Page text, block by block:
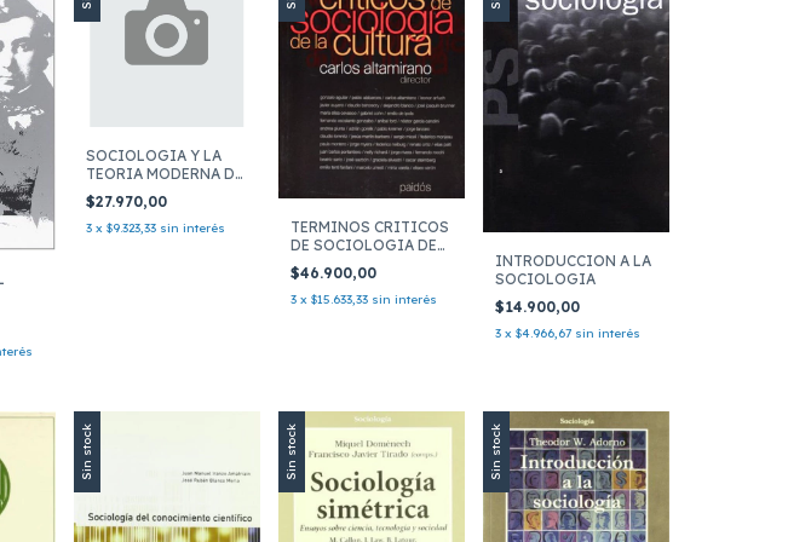
SOCIOLOGIA Y LA
TEORIA MODERNA DE
LOS SI
$27.970,00
3 x $9.323,33 sin interés
TERMINOS CRITICOS
DE SOCIOLOGIA DE
LA CU
$46.900,00
3 x $15.633,33 sin interés
INTRODUCCION A LA
SOCIOLOGIA
$14.900,00
3 x $4.966,67 sin interés
Sin stock Sin stock Sin stock